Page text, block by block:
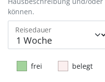
Reisedauer
können.
frei belegt